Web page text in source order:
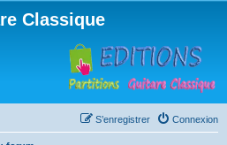
Classique
Connexion
S’enregistrer